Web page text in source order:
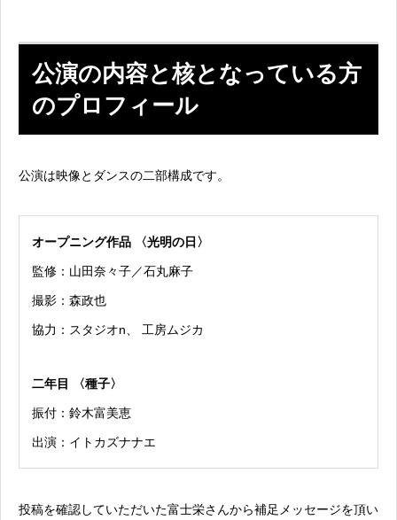
公演の内容と核となっている方
のプロフィール
公演は映像とダンスの二部構成です。
オープニング作品 〈光明の日〉
監修：山田奈々子／石丸麻子
撮影：森政也
協力：スタジオn、 工房ムジカ
二年目 〈種子〉
振付：鈴木富美恵
出演：イトカズナナエ
投稿を確認していただいた富士栄さんから補足メッセージを頂い